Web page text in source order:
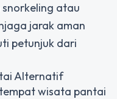
atau
jarak aman
petunjuk dari
Alternatif
wisata pantai